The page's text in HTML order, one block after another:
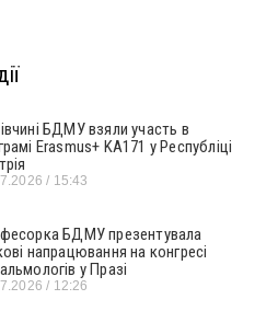
БДМУ взяли участь в
Erasmus+ KA171 у Республіці
15:43
БДМУ презентувала
напрацювання на конгресі
у Празі
12:26